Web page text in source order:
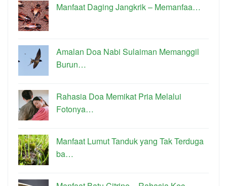
Manfaat Daging Jangkrik – Memanfaa…
Amalan Doa Nabi Sulaiman Memanggil
Burun…
Rahasia Doa Memikat Pria Melalui
Fotonya…
Manfaat Lumut Tanduk yang Tak Terduga
ba…